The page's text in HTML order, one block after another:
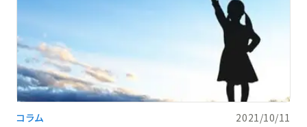
コラム 2021/10/11